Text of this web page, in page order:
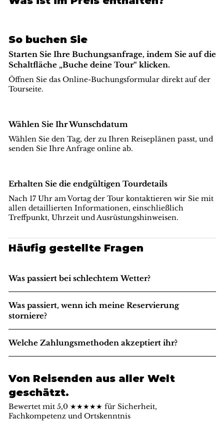
So buchen Sie
Starten Sie Ihre Buchungsanfrage, indem Sie auf die
Schaltfläche „Buche deine Tour“ klicken.
Öffnen Sie das Online-Buchungsformular direkt auf der
Tourseite.
Wählen Sie Ihr Wunschdatum
Wählen Sie den Tag, der zu Ihren Reiseplänen passt, und
senden Sie Ihre Anfrage online ab.
Erhalten Sie die endgültigen Tourdetails
Nach 17 Uhr am Vortag der Tour kontaktieren wir Sie mit
allen detaillierten Informationen, einschließlich
Treffpunkt, Uhrzeit und Ausrüstungshinweisen.
Häufig gestellte Fragen
Was passiert bei schlechtem Wetter?
Was passiert, wenn ich meine Reservierung
storniere?
Welche Zahlungsmethoden akzeptiert ihr?
Von Reisenden aus aller Welt
geschätzt.
Bewertet mit 5,0 ★★★★★ für Sicherheit,
Fachkompetenz und Ortskenntnis